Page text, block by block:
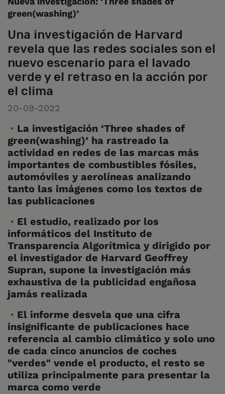
green(washing)’
Una investigación de Harvard
revela que las redes sociales son el
nuevo escenario para el lavado
verde y el retraso en la acción por
el clima
20-09-2022
La investigación ‘Three shades of
green(washing)’ ha rastreado la
actividad en redes de las marcas más
importantes de combustibles fósiles,
automóviles y aerolíneas analizando
tanto las imágenes como los textos de
las publicaciones
El estudio, realizado por los
informáticos del Instituto de
Transparencia Algorítmica y dirigido por
el investigador de Harvard Geoffrey
Supran, supone la investigación más
exhaustiva de la publicidad engañosa
jamás realizada
El informe desvela que una cifra
insignificante de publicaciones hace
referencia al cambio climático y solo uno
de cada cinco anuncios de coches
"verdes" vende el producto, el resto se
utiliza principalmente para presentar la
marca como verde